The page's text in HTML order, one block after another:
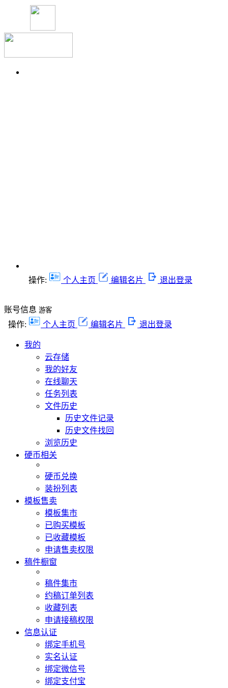
操作: 个人主页 编辑名片 退出登录
账号信息 游客
操作: 个人主页 编辑名片 退出登录
我的
云存储
我的好友
在线聊天
任务列表
文件历史
历史文件记录
历史文件找回
浏览历史
硬币相关
硬币兑换
装扮列表
模板售卖
模板集市
已购买模板
已收藏模板
申请售卖权限
稿件橱窗
稿件集市
约稿订单列表
收藏列表
申请接稿权限
信息认证
绑定手机号
实名认证
绑定微信号
绑定支付宝